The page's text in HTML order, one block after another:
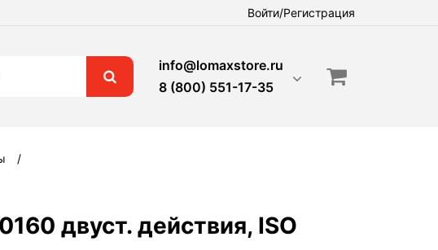
Войти/Регистрация
info@lomaxstore.ru
8 (800) 551-17-35
двуст. действия, ISO